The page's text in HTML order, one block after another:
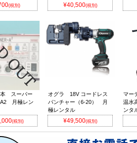
(税別) ¥40,500(税別)
本 スーパー
A2 月極レン
(税別)
オグラ 18V コードレス
パンチャー（6-20） 月
極レンタル
¥49,500(税別)
マー
温水
ンタ